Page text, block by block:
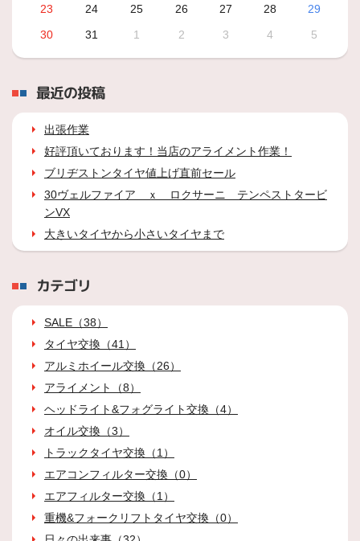
23
24 25 26 27 28
29
30
31 1 2 3 4 5
最近の投稿
出張作業
好評頂いております！当店のアライメント作業！
ブリヂストンタイヤ値上げ直前セール
30ヴェルファイア ｘ ロクサーニ テンペストタービ
ンVX
大きいタイヤから小さいタイヤまで
カテゴリ
SALE（38）
タイヤ交換（41）
アルミホイール交換（26）
アライメント（8）
ヘッドライト&フォグライト交換（4）
オイル交換（3）
トラックタイヤ交換（1）
エアコンフィルター交換（0）
エアフィルター交換（1）
重機&フォークリフトタイヤ交換（0）